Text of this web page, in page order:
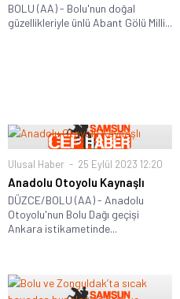
BOLU (AA) - Bolu'nun doğal
güzellikleriyle ünlü Abant Gölü Milli...
Ulusal Haber 25 Eylül 2023 12:20
Anadolu Otoyolu Kaynaşlı
DÜZCE/BOLU (AA) - Anadolu
Otoyolu'nun Bolu Dağı geçişi
Ankara istikametinde...